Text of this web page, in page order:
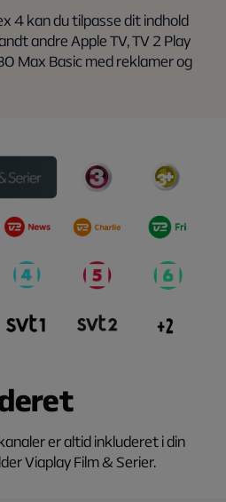
4 kan du tilpasse dit indhold
andre Apple TV, TV 2 Play
Max Basic med reklamer og
er altid inkluderet i din
Viaplay Film & Serier.